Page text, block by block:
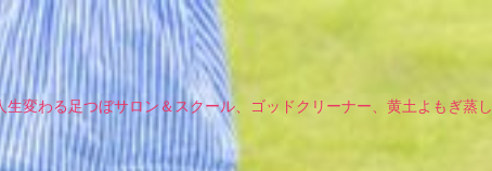
生変わる足つぼサロン＆スクール、ゴッドクリーナー、黄土よもぎ蒸し